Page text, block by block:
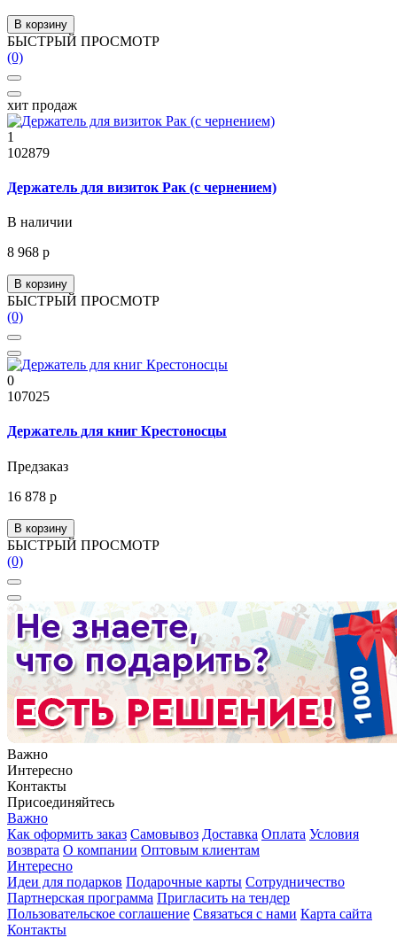
В корзину
БЫСТРЫЙ ПРОСМОТР
(0)
хит продаж
1
102879
Держатель для визиток Рак (с чернением)
В наличии
8 968 р
В корзину
БЫСТРЫЙ ПРОСМОТР
(0)
0
107025
Держатель для книг Крестоносцы
Предзаказ
16 878 р
В корзину
БЫСТРЫЙ ПРОСМОТР
(0)
Важно
Интересно
Контакты
Присоединяйтесь
Важно
Как оформить заказ Самовывоз Доставка Оплата Условия
возврата О компании Оптовым клиентам
Интересно
Идеи для подарков Подарочные карты Сотрудничество
Партнерская программа Пригласить на тендер
Пользовательское соглашение Связаться с нами Карта сайта
Контакты